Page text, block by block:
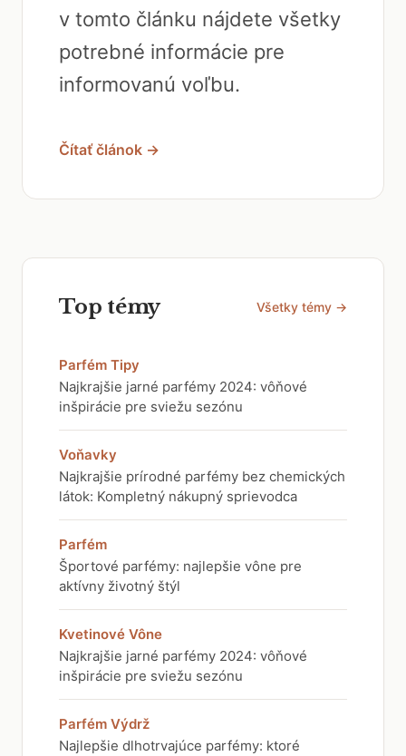
v tomto článku nájdete všetky
potrebné informácie pre
informovanú voľbu.
Čítať článok →
Top témy Všetky témy →
Parfém Tipy
Najkrajšie jarné parfémy 2024: vôňové
inšpirácie pre sviežu sezónu
Voňavky
Najkrajšie prírodné parfémy bez chemických
látok: Kompletný nákupný sprievodca
Parfém
Športové parfémy: najlepšie vône pre
aktívny životný štýl
Kvetinové Vône
Najkrajšie jarné parfémy 2024: vôňové
inšpirácie pre sviežu sezónu
Parfém Výdrž
Najlepšie dlhotrvajúce parfémy: ktoré